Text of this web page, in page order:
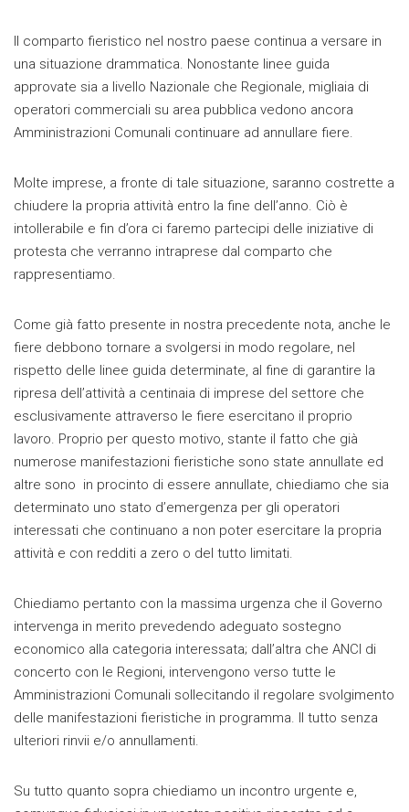
Il comparto fieristico nel nostro paese continua a versare in
una situazione drammatica. Nonostante linee guida
approvate sia a livello Nazionale che Regionale, migliaia di
operatori commerciali su area pubblica vedono ancora
Amministrazioni Comunali continuare ad annullare fiere.
Molte imprese, a fronte di tale situazione, saranno costrette a
chiudere la propria attività entro la fine dell’anno. Ciò è
intollerabile e fin d’ora ci faremo partecipi delle iniziative di
protesta che verranno intraprese dal comparto che
rappresentiamo.
Come già fatto presente in nostra precedente nota, anche le
fiere debbono tornare a svolgersi in modo regolare, nel
rispetto delle linee guida determinate, al fine di garantire la
ripresa dell’attività a centinaia di imprese del settore che
esclusivamente attraverso le fiere esercitano il proprio
lavoro. Proprio per questo motivo, stante il fatto che già
numerose manifestazioni fieristiche sono state annullate ed
altre sono in procinto di essere annullate, chiediamo che sia
determinato uno stato d’emergenza per gli operatori
interessati che continuano a non poter esercitare la propria
attività e con redditi a zero o del tutto limitati.
Chiediamo pertanto con la massima urgenza che il Governo
intervenga in merito prevedendo adeguato sostegno
economico alla categoria interessata; dall’altra che ANCI di
concerto con le Regioni, intervengono verso tutte le
Amministrazioni Comunali sollecitando il regolare svolgimento
delle manifestazioni fieristiche in programma. Il tutto senza
ulteriori rinvii e/o annullamenti.
Su tutto quanto sopra chiediamo un incontro urgente e,